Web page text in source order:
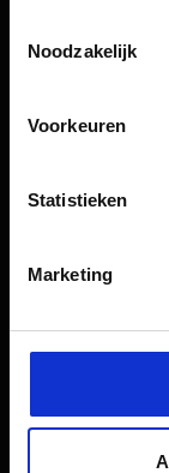
Noodzakelijk
Voorkeuren
Statistieken
Marketing
Meer
Barrièrevrij
CGN